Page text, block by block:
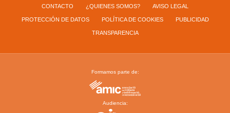
CONTACTO ¿QUIENES SOMOS? AVISO LEGAL
PROTECCIÓN DE DATOS POLÍTICA DE COOKIES PUBLICIDAD
TRANSPARENCIA
Formamos parte de:
Audiencia: